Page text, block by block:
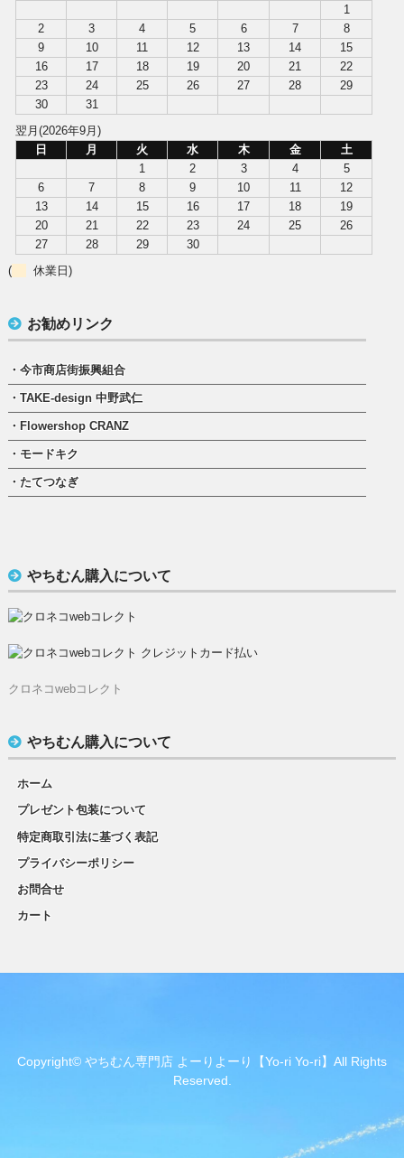
1
2
3 4 5 6 7
8
9
10 11 12 13 14
15
16
17 18 19 20 21
22
23
24 25 26 27 28
29
30
31
翌月(2026年9月)
日
月 火 水 木 金
土
1
2 3 4
5
6
7 8 9 10 11
12
13
14 15 16 17 18
19
20
21 22 23 24 25
26
27
28 29
30
(
休業日)
お勧めリンク
・今市商店街振興組合
・TAKE-design 中野武仁
・Flowershop CRANZ
・モードキク
・たてつなぎ
やちむん購入について
クロネコwebコレクト
やちむん購入について
ホーム
プレゼント包装について
特定商取引法に基づく表記
プライバシーポリシー
お問合せ
カート
Copyright© やちむん専門店 よーりよーり【Yo-ri Yo-ri】All Rights
Reserved.